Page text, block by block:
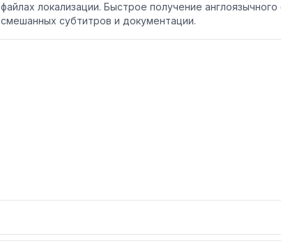
файлах локализации. Быстрое получение
смешанных субтитров и документации.